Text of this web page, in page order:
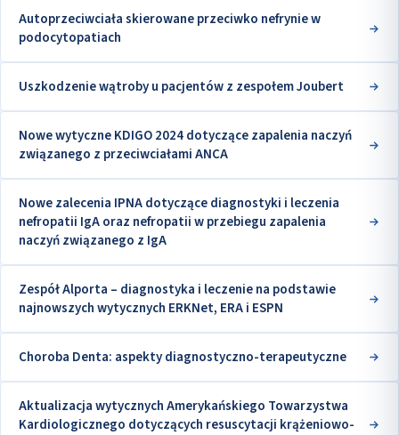
Autoprzeciwciała skierowane przeciwko nefrynie w
podocytopatiach
Uszkodzenie wątroby u pacjentów z zespołem Joubert
Nowe wytyczne KDIGO 2024 dotyczące zapalenia naczyń
związanego z przeciwciałami ANCA
Nowe zalecenia IPNA dotyczące diagnostyki i leczenia
nefropatii IgA oraz nefropatii w przebiegu zapalenia
naczyń związanego z IgA
Zespół Alporta – diagnostyka i leczenie na podstawie
najnowszych wytycznych ERKNet, ERA i ESPN
Choroba Denta: aspekty diagnostyczno-terapeutyczne
Aktualizacja wytycznych Amerykańskiego Towarzystwa
Kardiologicznego dotyczących resuscytacji krążeniowo-